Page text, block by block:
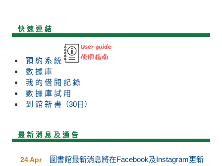
快 速 連 結
預 約 系 統
數 據 庫
我 的 借 閱 記 錄
數 據 庫 試 用
到 館 新 書（30日）
最 新 消 息 及 通 告
24 Apr 圖書館最新消息將在Facebook及Instagram更新